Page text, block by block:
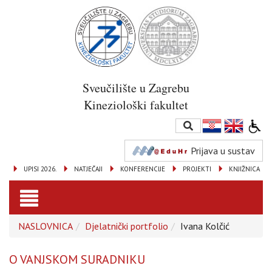
Sveučilište u Zagrebu
Kineziološki fakultet
Prijava u sustav
KNJIŽNICA
PROJEKTI
KONFERENCIJE
NATJEČAJI
UPISI 2026.
Toggle
navigation
NASLOVNICA Djelatnički portfolio Ivana Kolčić
O VANJSKOM SURADNIKU